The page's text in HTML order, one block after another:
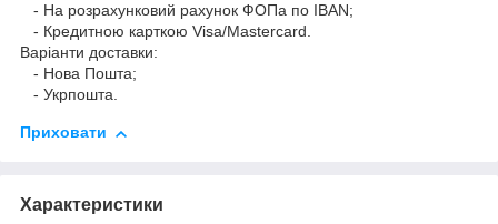
- На розрахунковий рахунок ФОПа по IBAN;
- Кредитною карткою Visa/Mastercard.
Варіанти доставки:
- Нова Пошта;
- Укрпошта.
Приховати
Характеристики